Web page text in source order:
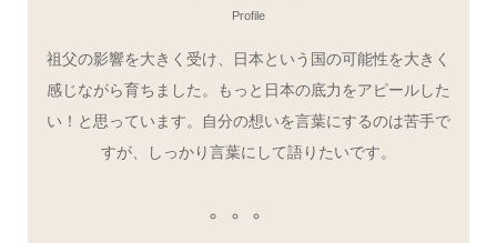
Profile
祖父の影響を大きく受け、日本という国の可能性を大きく
感じながら育ちました。もっと日本の底力をアピールした
い！と思っています。自分の想いを言葉にするのは苦手で
すが、しっかり言葉にして語りたいです。